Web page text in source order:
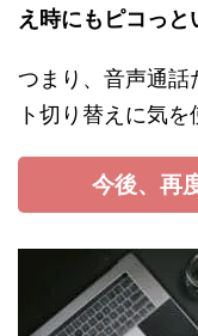
え時にもピコっと
つまり、音声通話
ト切り替えに気を
今後、再